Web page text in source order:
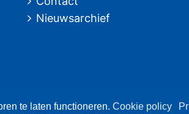
te laten functioneren. Cookie policy
Nieuwsarchief